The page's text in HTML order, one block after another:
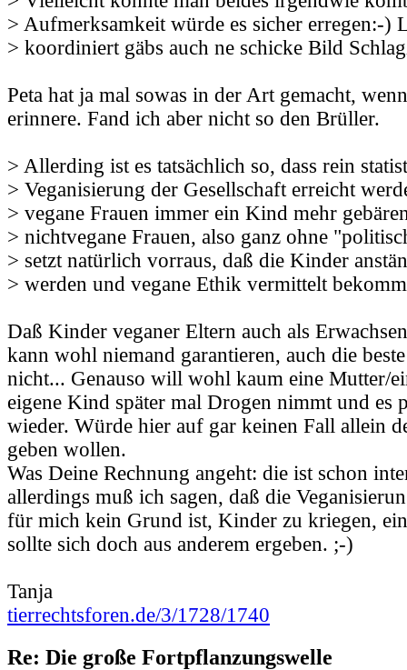
> Aufmerksamkeit würde es sicher erregen:-)
> koordiniert gäbs auch ne schicke Bild
Peta hat ja mal sowas in der Art gemacht,
erinnere. Fand ich aber nicht so den Brüller.
> Allerding ist es tatsächlich so, dass rein
> Veganisierung der Gesellschaft erreicht
> vegane Frauen immer ein Kind mehr
> nichtvegane Frauen, also ganz ohne
> setzt natürlich vorraus, daß die Kinder
> werden und vegane Ethik vermittelt
Daß Kinder veganer Eltern auch als
kann wohl niemand garantieren, auch die
nicht... Genauso will wohl kaum eine Mutter/
eigene Kind später mal Drogen nimmt und es
wieder. Würde hier auf gar keinen Fall allein
geben wollen.
Was Deine Rechnung angeht: die ist schon
allerdings muß ich sagen, daß die
für mich kein Grund ist, Kinder zu kriegen,
sollte sich doch aus anderem ergeben. ;-)
Tanja
tierrechtsforen.de/3/1728/1740
Re: Die große Fortpflanzungswelle